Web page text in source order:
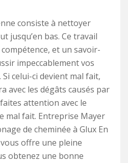
consiste à nettoyer
jusqu’en bas. Ce travail
et un savoir-
impeccablement vos
celui-ci devient mal fait,
avec les dégâts causés par
attention avec le
mal fait. Entreprise Mayer
de cheminée à Glux En
offre une pleine
obtenez une bonne